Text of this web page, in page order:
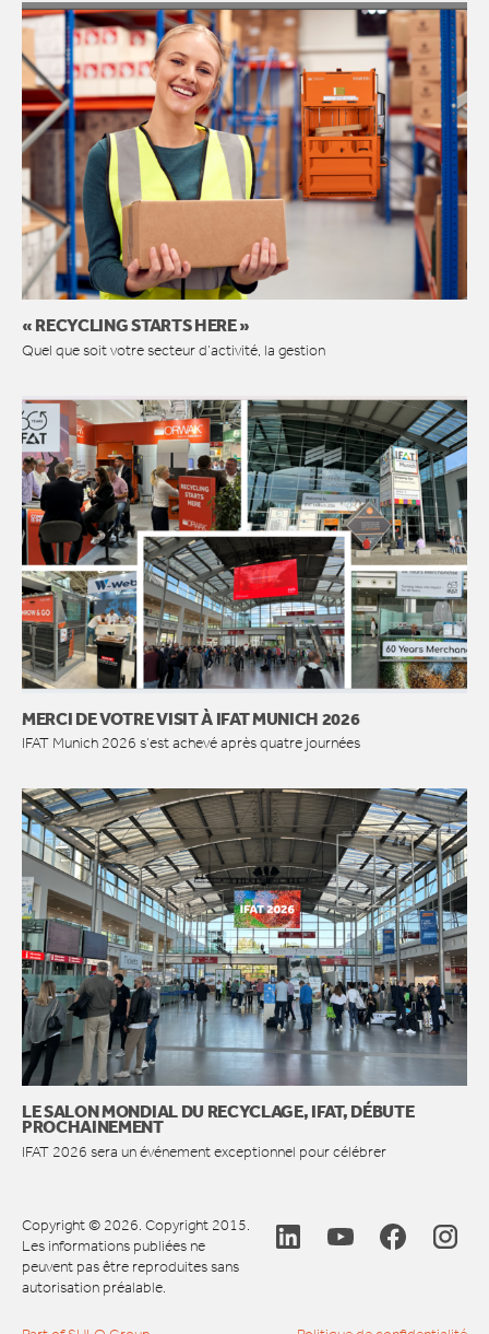
« RECYCLING STARTS HERE »
Quel que soit votre secteur d’activité, la gestion
MERCI DE VOTRE VISIT À IFAT MUNICH 2026
IFAT Munich 2026 s’est achevé après quatre journées
LE SALON MONDIAL DU RECYCLAGE, IFAT, DÉBUTE
PROCHAINEMENT
IFAT 2026 sera un événement exceptionnel pour célébrer
Copyright © 2026. Copyright 2015.
Les informations publiées ne
peuvent pas être reproduites sans
autorisation préalable.